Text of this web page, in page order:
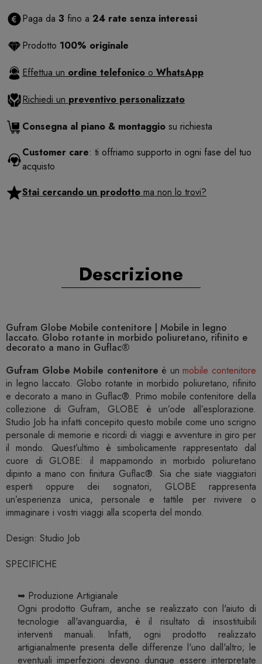
Paga da 3 fino a 24 rate senza interessi
Prodotto 100% originale
Effettua un ordine telefonico o WhatsApp
Richiedi un preventivo personalizzato
Consegna al piano & montaggio su richiesta
Customer care: ti offriamo supporto in ogni fase del tuo
acquisto
Stai cercando un prodotto ma non lo trovi?
Descrizione
Gufram Globe Mobile contenitore | Mobile in legno
laccato. Globo rotante in morbido poliuretano, rifinito e
decorato a mano in Guflac®
Gufram Globe Mobile contenitore è unmobile contenitore
in legno laccato. Globo rotante in morbido poliuretano, rifinito
e decorato a mano in Guflac®. Primo mobile contenitore della
collezione di Gufram, GLOBE è un’ode all’esplorazione.
Studio Job ha infatti concepito questo mobile come uno scrigno
personale di memorie e ricordi di viaggi e avventure in giro per
il mondo. Quest’ultimo è simbolicamente rappresentato dal
cuore di GLOBE: il mappamondo in morbido poliuretano
dipinto a mano con finitura Guflac®. Sia che siate viaggiatori
esperti oppure dei sognatori, GLOBE rappresenta
un’esperienza unica, personale e tattile per rivivere o
immaginare i vostri viaggi alla scoperta del mondo.
Design: Studio Job
SPECIFICHE
➥ Produzione Artigianale
Ogni prodotto Gufram, anche se realizzato con l'aiuto di
tecnologie all'avanguardia, è il risultato di insostituibili
interventi manuali. Infatti, ogni prodotto realizzato
artigianalmente presenta delle differenze l'uno dall'altro; le
eventuali imperfezioni devono dunque essere interpretate